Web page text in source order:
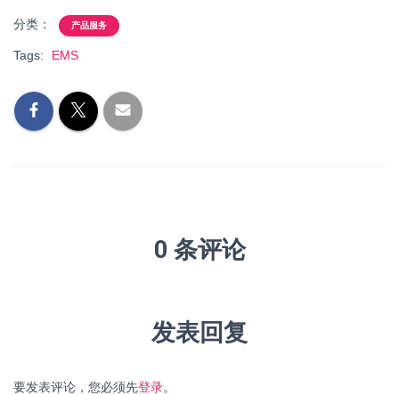
分类： 产品服务
Tags: EMS
0 条评论
发表回复
要发表评论，您必须先登录。